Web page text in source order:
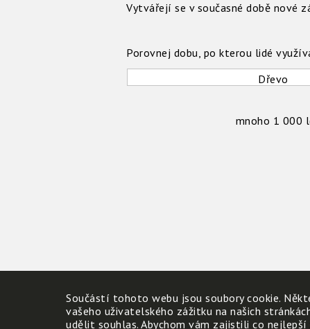
Vytvářejí se v současné době nové
Porovnej dobu, po kterou lidé
Dřevo
mnoho 1 000
Součástí tohoto webu jsou soubory cookie.
vašeho uživatelského zážitku na našich
udělit souhlas. Abychom vám zajistili co